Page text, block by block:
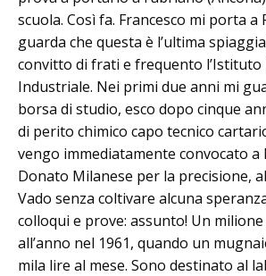
scuola. Così fa. Francesco mi porta a
guarda che questa è l’ultima
convitto di frati e frequento l’Istituto
Industriale. Nei primi due anni mi
borsa di studio, esco dopo cinque
di perito chimico capo tecnico
vengo immediatamente convocato a
Donato Mi­lanese per la precisione,
Vado senza coltivare al­cuna
colloqui e prove: assunto! Un
all’anno nel 1961, quando un
mila lire al mese. Sono de­stinato al